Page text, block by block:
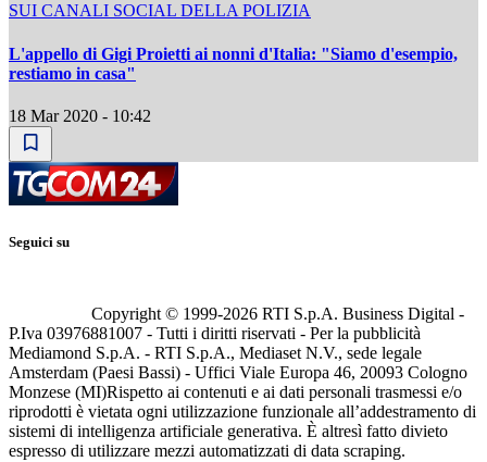
SUI CANALI SOCIAL DELLA POLIZIA
L'appello di Gigi Proietti ai nonni d'Italia: "Siamo d'esempio,
restiamo in casa"
18 Mar 2020 - 10:42
Seguici su
Copyright © 1999-2026 RTI S.p.A. Business Digital -
P.Iva 03976881007 - Tutti i diritti riservati - Per la pubblicità
Mediamond S.p.A. - RTI S.p.A., Mediaset N.V., sede legale
Amsterdam (Paesi Bassi) - Uffici Viale Europa 46, 20093 Cologno
Monzese (MI)Rispetto ai contenuti e ai dati personali trasmessi e/o
riprodotti è vietata ogni utilizzazione funzionale all’addestramento di
sistemi di intelligenza artificiale generativa. È altresì fatto divieto
espresso di utilizzare mezzi automatizzati di data scraping.